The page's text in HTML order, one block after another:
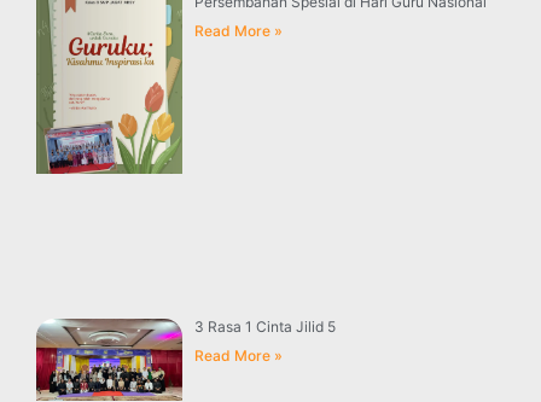
Read More »
3 Rasa 1 Cinta Jilid 5
Read More »